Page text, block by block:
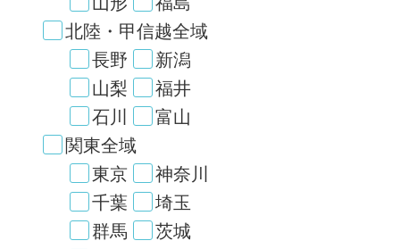
北陸・甲信越全域
長野
新潟
山梨
福井
石川
富山
関東全域
東京
神奈川
千葉
埼玉
群馬
茨城